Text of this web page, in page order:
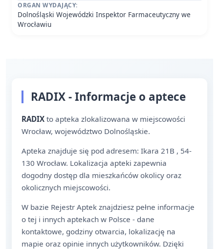
ORGAN WYDAJĄCY:
Dolnośląski Wojewódzki Inspektor Farmaceutyczny we
Wrocławiu
RADIX - Informacje o aptece
RADIX to apteka zlokalizowana w miejscowości
Wrocław, województwo Dolnośląskie.
Apteka znajduje się pod adresem: Ikara 21B , 54-
130 Wrocław. Lokalizacja apteki zapewnia
dogodny dostęp dla mieszkańców okolicy oraz
okolicznych miejscowości.
W bazie Rejestr Aptek znajdziesz pełne informacje
o tej i innych aptekach w Polsce - dane
kontaktowe, godziny otwarcia, lokalizację na
mapie oraz opinie innych użytkowników. Dzięki